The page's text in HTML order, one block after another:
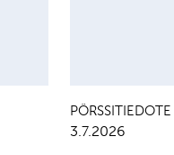
PÖRSSITIEDOTE
3.7.2026